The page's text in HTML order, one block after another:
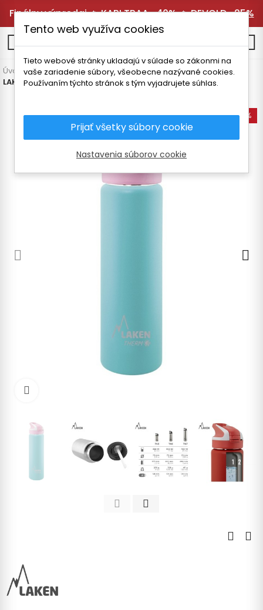
Finálny výpredaj 🔥KARI TRAA -40%🔥DEVOLD -25%
Úvodná stránka Vybavenie Termosky a fľaše
Termosky
LAKEN SUMMIT THERMO FĽAŠA 750ML
-35%
Tento web využíva cookies
Tieto webové stránky ukladajú v súlade so zákonmi na
vaše zariadenie súbory, všeobecne nazývané cookies.
Používaním týchto stránok s tým vyjadrujete súhlas.
Prijať všetky súbory cookie
Nastavenia súborov cookie